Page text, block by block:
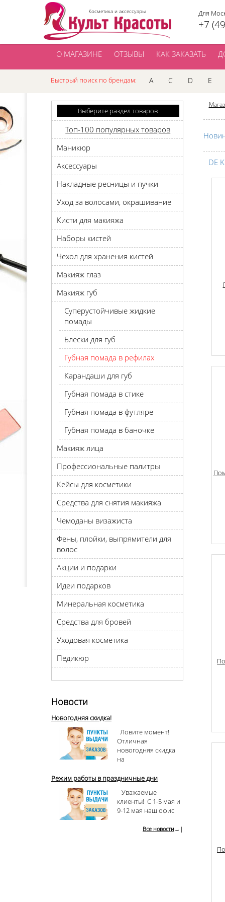
Косметика и аксессуары Для
+7
О МАГАЗИНЕ ОТЗЫВЫ КАК ЗАКАЗАТЬ
Быстрый поиск по брендам: A C D E
Выберите раздел товаров
Топ-100 популярных товаров
Маникюр
Аксессуары
Накладные ресницы и пучки
Уход за волосами, окрашивание
Кисти для макияжа
Наборы кистей
Чехол для хранения кистей
Макияж глаз
Макияж губ
Суперустойчивые жидкие
помады
Блески для губ
Губная помада в рефилах
Карандаши для губ
Губная помада в стике
Губная помада в футляре
Губная помада в баночке
Макияж лица
Профессиональные палитры
Кейсы для косметики
Средства для снятия макияжа
Чемоданы визажиста
Фены, плойки, выпрямители для
волос
Акции и подарки
Идеи подарков
Минеральная косметика
Средства для бровей
Уходовая косметика
Педикюр
Новости
Новогодняя скидка!
Ловите момент!
Отличная
новогодняя скидка
на
Режим работы в праздничные дни
Уважаемые
клиенты! С 1-5 мая и
9-12 мая наш офис
Все новости →|
DE